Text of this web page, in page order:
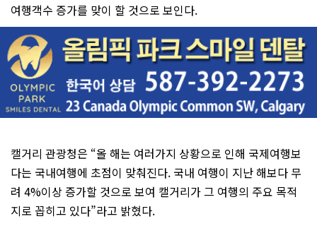
여행객수 증가를 맞이 할 것으로 보인다.
캘거리 관광청은 “올 해는 여러가지 상황으로 인해 국제여행보
다는 국내여행에 초점이 맞춰진다. 국내 여행이 지난 해보다 무
려 4%이상 증가할 것으로 보여 캘거리가 그 여행의 주요 목적
지로 꼽히고 있다”라고 밝혔다.